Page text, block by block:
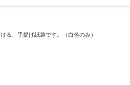
る、手提げ紙袋です。（白色のみ）